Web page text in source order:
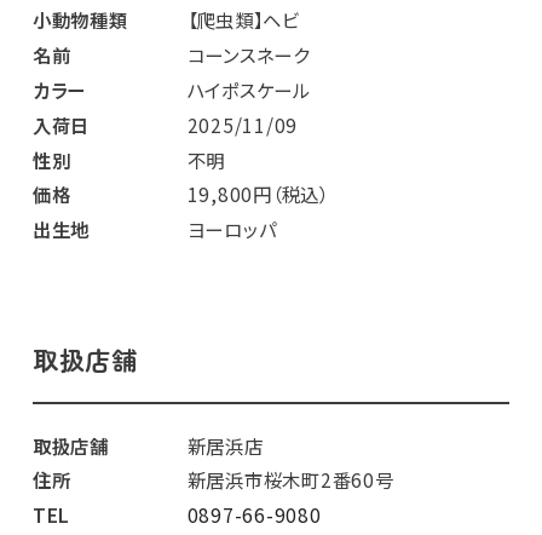
小動物種類
【爬虫類】ヘビ
名前
コーンスネーク
カラー
ハイポスケール
入荷日
2025/11/09
性別
不明
価格
19,800円（税込）
出生地
ヨーロッパ
取扱店舗
取扱店舗
新居浜店
住所
新居浜市桜木町2番60号
TEL
0897-66-9080